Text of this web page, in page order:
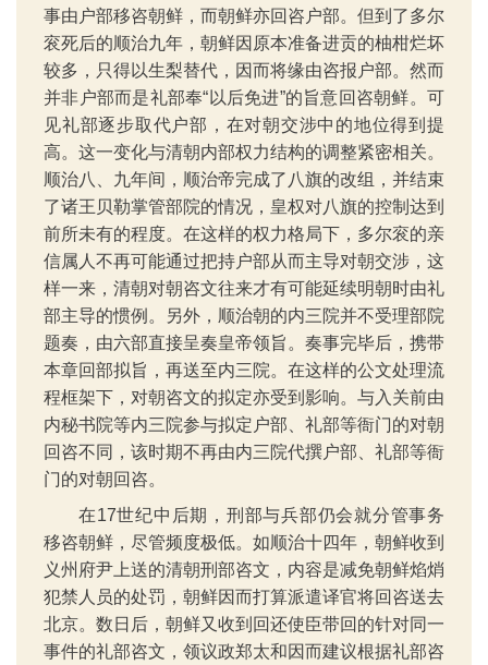
事由户部移咨朝鲜，而朝鲜亦回咨户部。但到了多尔
衮死后的顺治九年，朝鲜因原本准备进贡的柚柑烂坏
较多，只得以生梨替代，因而将缘由咨报户部。然而
并非户部而是礼部奉“以后免进”的旨意回咨朝鲜。可
见礼部逐步取代户部，在对朝交涉中的地位得到提
高。这一变化与清朝内部权力结构的调整紧密相关。
顺治八、九年间，顺治帝完成了八旗的改组，并结束
了诸王贝勒掌管部院的情况，皇权对八旗的控制达到
前所未有的程度。在这样的权力格局下，多尔衮的亲
信属人不再可能通过把持户部从而主导对朝交涉，这
样一来，清朝对朝咨文往来才有可能延续明朝时由礼
部主导的惯例。另外，顺治朝的内三院并不受理部院
题奏，由六部直接呈奏皇帝领旨。奏事完毕后，携带
本章回部拟旨，再送至内三院。在这样的公文处理流
程框架下，对朝咨文的拟定亦受到影响。与入关前由
内秘书院等内三院参与拟定户部、礼部等衙门的对朝
回咨不同，该时期不再由内三院代撰户部、礼部等衙
门的对朝回咨。
在17世纪中后期，刑部与兵部仍会就分管事务
移咨朝鲜，尽管频度极低。如顺治十四年，朝鲜收到
义州府尹上送的清朝刑部咨文，内容是减免朝鲜焰焇
犯禁人员的处罚，朝鲜因而打算派遣译官将回咨送去
北京。数日后，朝鲜又收到回还使臣带回的针对同一
事件的礼部咨文，领议政郑太和因而建议根据礼部咨